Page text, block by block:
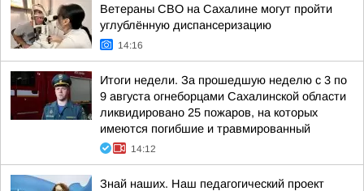
Ветераны СВО на Сахалине могут пройти
углублённую диспансеризацию
14:16
Итоги недели. За прошедшую неделю с 3 по
9 августа огнеборцами Сахалинской области
ликвидировано 25 пожаров, на которых
имеются погибшие и травмированный
14:12
Знай наших. Наш педагогический проект